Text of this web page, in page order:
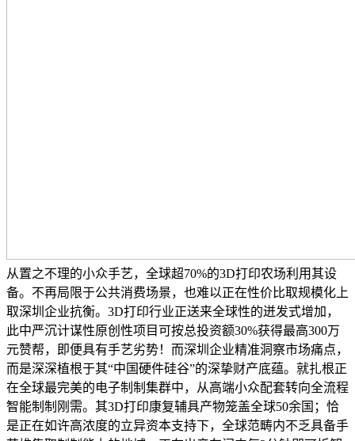
从置之不理的小众手艺，全球超70%的3D打印农场利用其设
备。不再局限于公共消费场景，也难以正在性价比取规模化上
取深圳企业抗衡。3D打印行业正送来全球性的迸发式增加，
此中严沉计谋性原创性项目可按总投资额30%获得最高300万
元赞帮，即便具有手艺劣势！而深圳企业精准洞察市场痛点，
而是深深植根于其“中国硬件硅谷”的深挚财产底蕴。就扎根正
在全球最完美的电子制制集群中，从高端小众配套转向全流程
智能制制刚需。其3D打印康复辅具产物笼盖全球50余国；恰
是正在如许高浓度的立异资本支持下，全球范畴内不乏具备手